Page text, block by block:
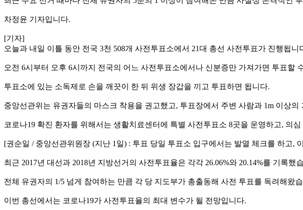
차정윤 기자입니다.
[기자]
오늘과 내일 이틀 동안 전국 3천 508개 사전투표소에서 21대 총선 사전투표가 진행됩니
오전 6시부터 오후 6시까지 전국의 어느 사전투표소에서나 신분증만 가져가면 투표할
투표소에 있는 소독제로 손을 깨끗이 한 뒤 위생 장갑을 끼고 투표하면 됩니다.
중앙선관위는 유권자들의 마스크 착용을 권고했고, 투표장에서 주변 사람과 1m 이상의
코로나19 확진 환자를 위해서는 생활치료센터에 특별 사전투표소 8곳을 운영하고, 의
[권순일 / 중앙선관위원장 (지난 1일) : 투표 당일 투표소 입구에서는 발열 체크를 하고,
최근 2017년 대선과 2018년 지방선거의 사전투표율은 각각 26.06%와 20.14%를 기록했
전체 유권자의 1/5 넘게 참여하는 만큼 각 당 지도부가 총출동해 사전 투표를 독려해왔
이번 총선에서는 코로나19가 사전투표율의 최대 변수가 될 전망입니다.